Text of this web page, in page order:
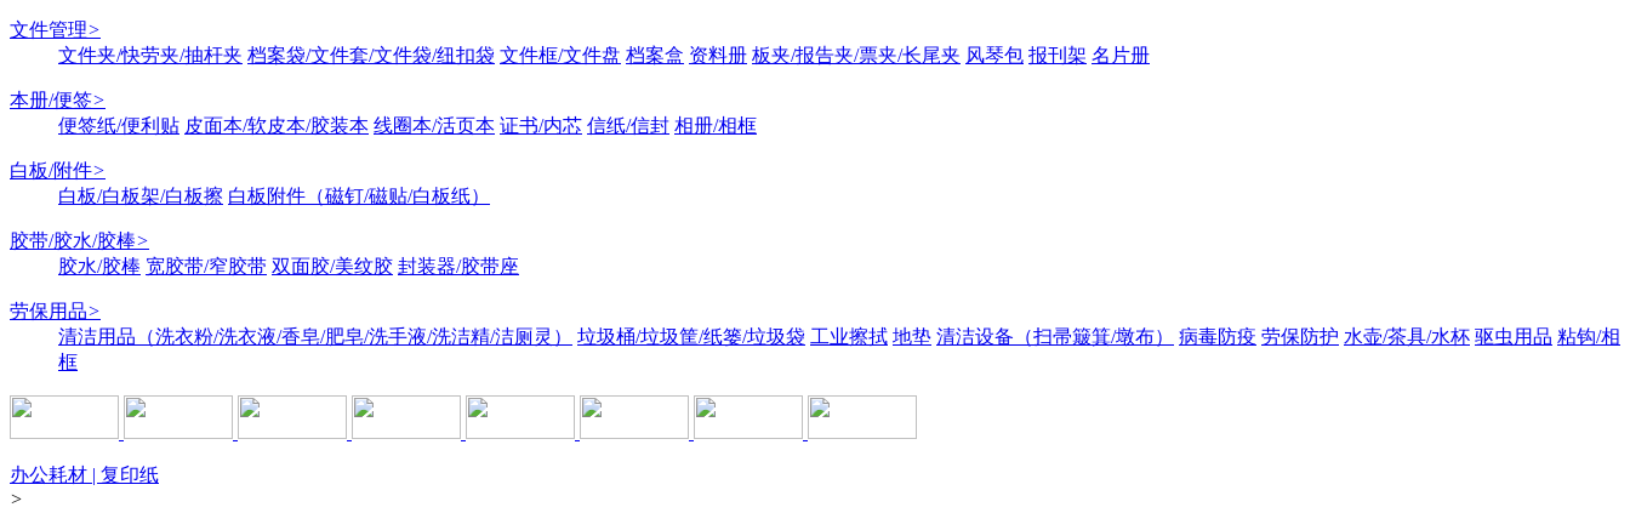
文件管理>
文件夹/快劳夹/抽杆夹 档案袋/文件套/文件袋/纽扣袋 文件框/文件盘 档案盒 资料册 板夹/报告夹/票夹/长尾夹 风琴包 报刊架 名片册
本册/便签>
便签纸/便利贴 皮面本/软皮本/胶装本 线圈本/活页本 证书/内芯 信纸/信封 相册/相框
白板/附件>
白板/白板架/白板擦 白板附件（磁钉/磁贴/白板纸）
胶带/胶水/胶棒>
胶水/胶棒 宽胶带/窄胶带 双面胶/美纹胶 封装器/胶带座
劳保用品>
清洁用品（洗衣粉/洗衣液/香皂/肥皂/洗手液/洗洁精/洁厕灵）
垃圾桶/垃圾筐/纸篓/垃圾袋 工业擦拭 地垫 清洁设备（扫帚簸箕/墩布） 病毒防疫 劳保防护 水壶/茶具/水杯 驱虫用品 粘钩/相
框
办公耗材 | 复印纸
>